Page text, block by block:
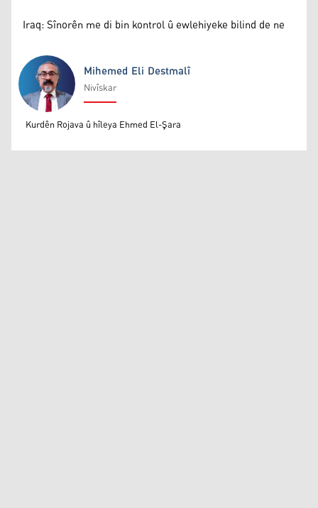
Iraq: Sînorên me di bin kontrol û ewlehiyeke bilind de ne
Mihemed Eli Destmalî
Mihemed Eli Destmalî
Nivîskar
Kurdên Rojava û hîleya Ehmed El-Şara